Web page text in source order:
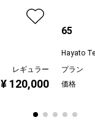
レギュラー
¥ 120,000
65
Hayato
プラン
価格